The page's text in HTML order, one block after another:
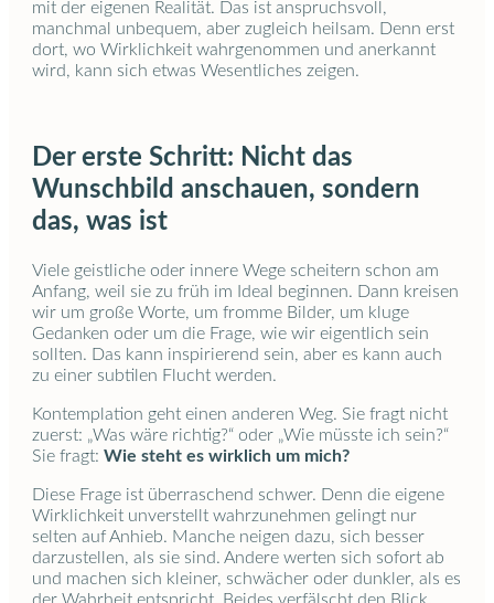
mit der eigenen Realität. Das ist anspruchsvoll,
manchmal unbequem, aber zugleich heilsam. Denn erst
dort, wo Wirklichkeit wahrgenommen und anerkannt
wird, kann sich etwas Wesentliches zeigen.
Der erste Schritt: Nicht das
Wunschbild anschauen, sondern
das, was ist
Viele geistliche oder innere Wege scheitern schon am
Anfang, weil sie zu früh im Ideal beginnen. Dann kreisen
wir um große Worte, um fromme Bilder, um kluge
Gedanken oder um die Frage, wie wir eigentlich sein
sollten. Das kann inspirierend sein, aber es kann auch
zu einer subtilen Flucht werden.
Kontemplation geht einen anderen Weg. Sie fragt nicht
zuerst: „Was wäre richtig?“ oder „Wie müsste ich sein?“
Sie fragt: Wie steht es wirklich um mich?
Diese Frage ist überraschend schwer. Denn die eigene
Wirklichkeit unverstellt wahrzunehmen gelingt nur
selten auf Anhieb. Manche neigen dazu, sich besser
darzustellen, als sie sind. Andere werten sich sofort ab
und machen sich kleiner, schwächer oder dunkler, als es
der Wahrheit entspricht. Beides verfälscht den Blick.